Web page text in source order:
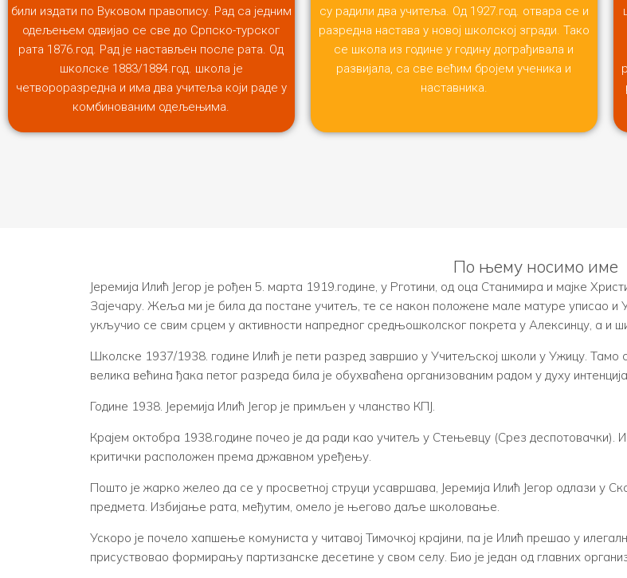
били издати по Вуковом правопису. Рад са једним
одељењем одвијао се све до Српско-турског
рата 1876.год. Рад је настављен после рата. Од
школске 1883/1884.год. школа је
четвороразредна и има два учитеља који раде у
комбинованим одељењима.
су радили два учитеља. Од 1927.год. отвара се и
разредна настава у новој школској згради. Тако
се школа из године у годину дограђивала и
развијала, са све већим бројем ученика и
наставника.
По њему носимо име
Јеремија Илић Јегор је рођен 5. марта 1919.године, у Рготини, од оца Станимира и мајке
Зајечару. Жеља ми је била да постане учитељ, те се након положене мале матуре уписао и
укључио се свим срцем у активности напредног средњошколског покрета у Алексинцу, а и
Школске 1937/1938. године Илић је пети разред завршио у Учитељској школи у Ужицу. Тамо
велика већина ђака петог разреда била је обухваћена организованим радом у духу
Године 1938. Јеремија Илић Јегор је примљен у чланство КПЈ.
Крајем октобра 1938.године почео је да ради као учитељ у Стењевцу (Срез деспотовачки).
критички расположен према државном уређењу.
Пошто је жарко желео да се у просветној струци усавршава, Јеремија Илић Јегор одлази у
предмета. Избијање рата, међутим, омело је његово даље школовање.
Ускоро је почело хапшење комуниста у читавој Тимочкој крајини, па је Илић прешао у
присуствовао формирању партизанске десетине у свом селу. Био је један од главних